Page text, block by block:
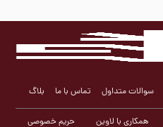
سوالات متداول تماس با ما بلاگ
همکاری با لاوین حریم خصوصی